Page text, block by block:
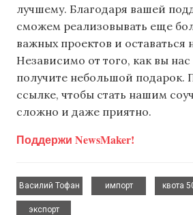
лучшему. Благодаря вашей
сможем реализовывать еще
важных проектов и
Независимо от того, как вы
получите небольшой подарок.
ссылке, чтобы стать нашим
сложно и даже приятно.
Поддержи NewsMaker!
Василий Тофан
импорт
квота
экспорт